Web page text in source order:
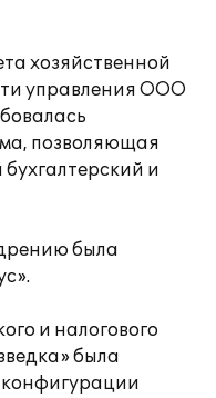
хозяйственной
управления ООО
позволяющая
и
была
и налогового
была